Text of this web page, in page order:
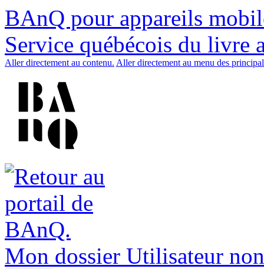
BAnQ pour appareils
Service québécois du livre
Aller directement au contenu. Aller directement au menu des
Mon dossier Utilisateur